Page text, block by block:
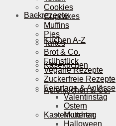
Backrezepte
Kuchen A-Z
Käsekuchen
Apfelkuchen & Co.
Kastenkuchen
Cookies
Cupcakes
Muffins
Pies
Tartes
Brot & Co.
Frühstück
Vegane Rezepte
Zuckerfreie Rezepte
Feiertage & Anlässe
Valentinstag
Ostern
Muttertag
Halloween